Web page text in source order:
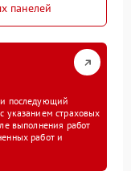
панелей
и последующий
указанием страховых
выполнения работ
работ и